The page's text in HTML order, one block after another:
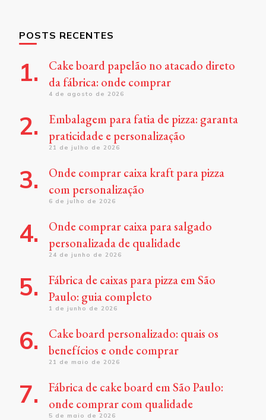
POSTS RECENTES
Cake board papelão no atacado direto
da fábrica: onde comprar
4 de agosto de 2026
Embalagem para fatia de pizza: garanta
praticidade e personalização
21 de julho de 2026
Onde comprar caixa kraft para pizza
com personalização
6 de julho de 2026
Onde comprar caixa para salgado
personalizada de qualidade
24 de junho de 2026
Fábrica de caixas para pizza em São
Paulo: guia completo
1 de junho de 2026
Cake board personalizado: quais os
benefícios e onde comprar
21 de maio de 2026
Fábrica de cake board em São Paulo:
onde comprar com qualidade
5 de maio de 2026